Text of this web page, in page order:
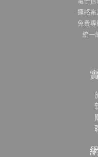
連絡電
免費
統一